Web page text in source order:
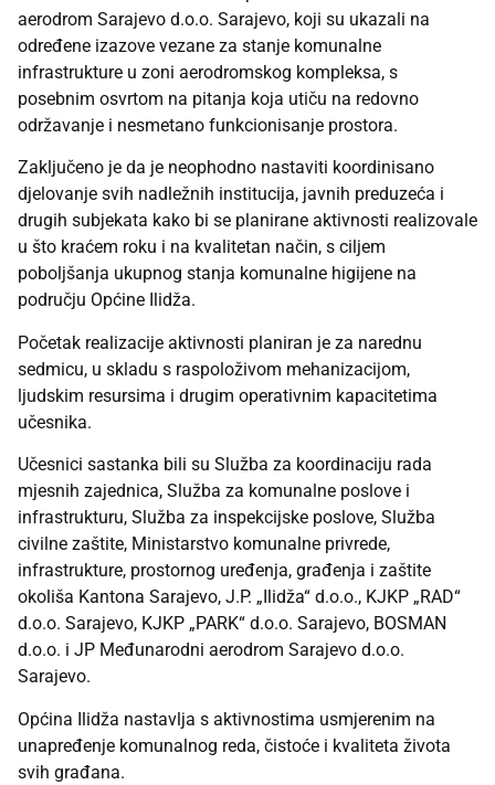
aerodrom Sarajevo d.o.o. Sarajevo, koji su ukazali na
određene izazove vezane za stanje komunalne
infrastrukture u zoni aerodromskog kompleksa, s
posebnim osvrtom na pitanja koja utiču na redovno
održavanje i nesmetano funkcionisanje prostora.
Zaključeno je da je neophodno nastaviti koordinisano
djelovanje svih nadležnih institucija, javnih preduzeća i
drugih subjekata kako bi se planirane aktivnosti realizovale
u što kraćem roku i na kvalitetan način, s ciljem
poboljšanja ukupnog stanja komunalne higijene na
području Općine Ilidža.
Početak realizacije aktivnosti planiran je za narednu
sedmicu, u skladu s raspoloživom mehanizacijom,
ljudskim resursima i drugim operativnim kapacitetima
učesnika.
Učesnici sastanka bili su Služba za koordinaciju rada
mjesnih zajednica, Služba za komunalne poslove i
infrastrukturu, Služba za inspekcijske poslove, Služba
civilne zaštite, Ministarstvo komunalne privrede,
infrastrukture, prostornog uređenja, građenja i zaštite
okoliša Kantona Sarajevo, J.P. „Ilidža“ d.o.o., KJKP „RAD“
d.o.o. Sarajevo, KJKP „PARK“ d.o.o. Sarajevo, BOSMAN
d.o.o. i JP Međunarodni aerodrom Sarajevo d.o.o.
Sarajevo.
Općina Ilidža nastavlja s aktivnostima usmjerenim na
unapređenje komunalnog reda, čistoće i kvaliteta života
svih građana.